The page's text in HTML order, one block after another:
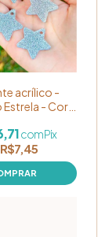
acrílico -
- Cor:
unidades
R$7,45
comPix